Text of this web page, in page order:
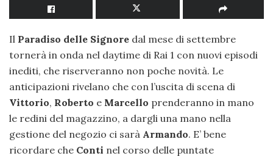
Il Paradiso delle Signore dal mese di settembre
tornerà in onda nel daytime di Rai 1 con nuovi episodi
inediti, che riserveranno non poche novità. Le
anticipazioni rivelano che con l’uscita di scena di
Vittorio, Roberto e Marcello prenderanno in mano
le redini del magazzino, a dargli una mano nella
gestione del negozio ci sarà Armando. E’ bene
ricordare che Conti nel corso delle puntate